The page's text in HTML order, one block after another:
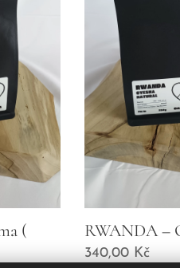
(
RWANDA –
340,00Kč